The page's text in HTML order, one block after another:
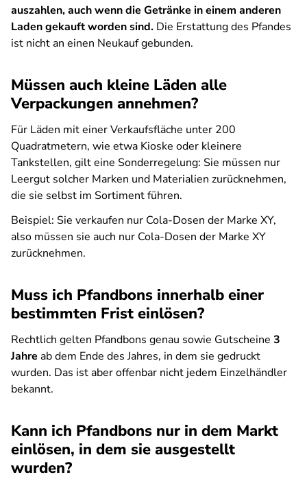
auszahlen, auch wenn die Getränke in einem anderen
Laden gekauft worden sind. Die Erstattung des Pfandes
ist nicht an einen Neukauf gebunden.
Müssen auch kleine Läden alle
Verpackungen annehmen?
Für Läden mit einer Verkaufsfläche unter 200
Quadratmetern, wie etwa Kioske oder kleinere
Tankstellen, gilt eine Sonderregelung: Sie müssen nur
Leergut solcher Marken und Materialien zurücknehmen,
die sie selbst im Sortiment führen.
Beispiel: Sie verkaufen nur Cola-Dosen der Marke XY,
also müssen sie auch nur Cola-Dosen der Marke XY
zurücknehmen.
Muss ich Pfandbons innerhalb einer
bestimmten Frist einlösen?
Rechtlich gelten Pfandbons genau sowie Gutscheine 3
Jahre ab dem Ende des Jahres, in dem sie gedruckt
wurden. Das ist aber offenbar nicht jedem Einzelhändler
bekannt.
Kann ich Pfandbons nur in dem Markt
einlösen, in dem sie ausgestellt
wurden?